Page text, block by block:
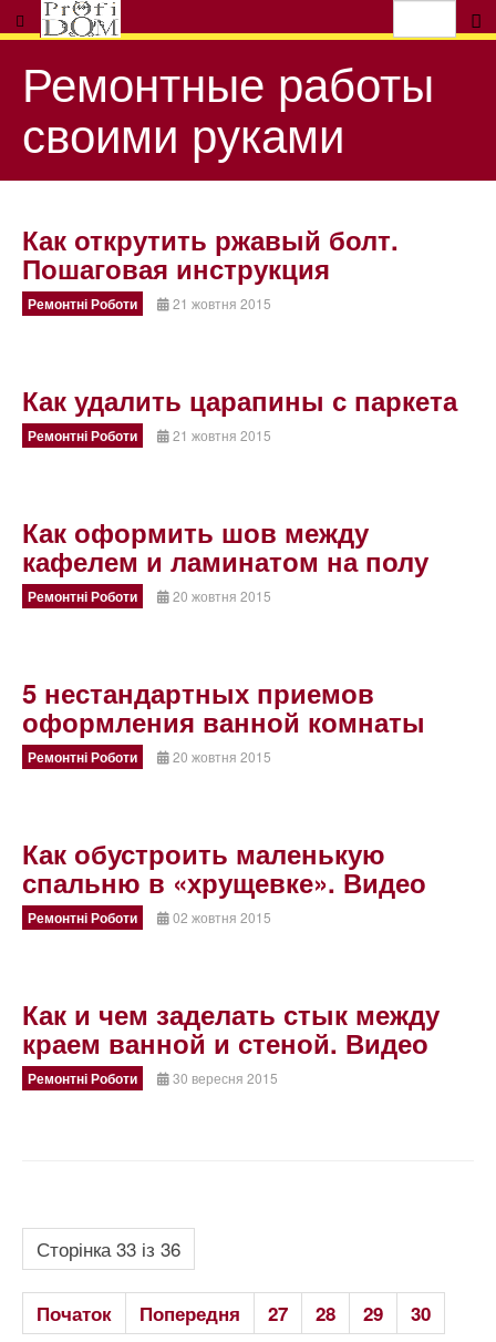
Ремонтные работы
своими руками
Как открутить ржавый болт.
Пошаговая инструкция
Ремонтні Роботи 21 жовтня 2015
Как удалить царапины с паркета
Ремонтні Роботи 21 жовтня 2015
Как оформить шов между
кафелем и ламинатом на полу
Ремонтні Роботи 20 жовтня 2015
5 нестандартных приемов
оформления ванной комнаты
Ремонтні Роботи 20 жовтня 2015
Как обустроить маленькую
спальню в «хрущевке». Видео
Ремонтні Роботи 02 жовтня 2015
Как и чем заделать стык между
краем ванной и стеной. Видео
Ремонтні Роботи 30 вересня 2015
Сторінка 33 із 36
Початок Попередня 27 28 29
30